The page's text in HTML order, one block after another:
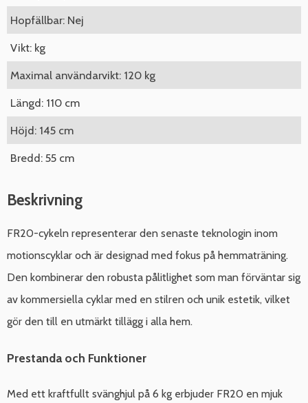
Hopfällbar: Nej
Vikt: kg
Maximal användarvikt: 120 kg
Längd: 110 cm
Höjd: 145 cm
Bredd: 55 cm
Beskrivning
FR20-cykeln representerar den senaste teknologin inom
motionscyklar och är designad med fokus på hemmaträning.
Den kombinerar den robusta pålitlighet som man förväntar sig
av kommersiella cyklar med en stilren och unik estetik, vilket
gör den till en utmärkt tillägg i alla hem.
Prestanda och Funktioner
Med ett kraftfullt svänghjul på 6 kg erbjuder FR20 en mjuk